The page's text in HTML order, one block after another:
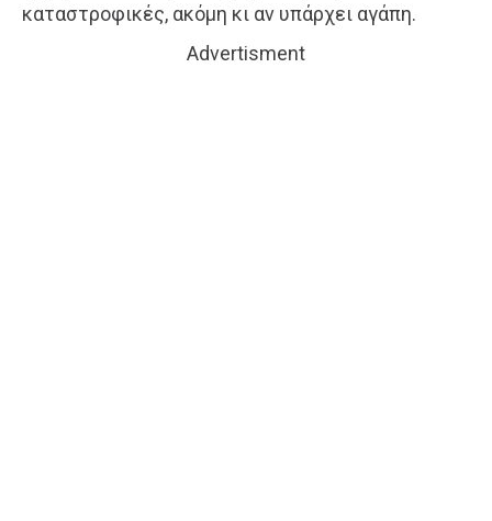
καταστροφικές, ακόμη κι αν υπάρχει αγάπη.
Advertisment